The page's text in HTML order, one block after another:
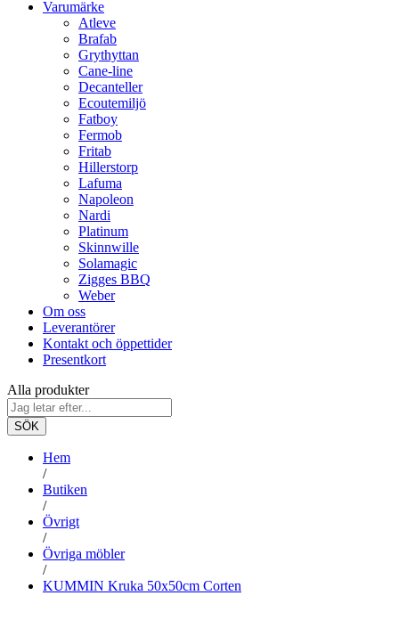
Varumärke
Atleve
Brafab
Grythyttan
Cane-line
Decanteller
Ecoutemiljö
Fatboy
Fermob
Fritab
Hillerstorp
Lafuma
Napoleon
Nardi
Platinum
Skinnwille
Solamagic
Zigges BBQ
Weber
Om oss
Leverantörer
Kontakt och öppettider
Presentkort
Alla produkter
SÖK
Hem
/
Butiken
/
Övrigt
/
Övriga möbler
/
KUMMIN Kruka 50x50cm Corten